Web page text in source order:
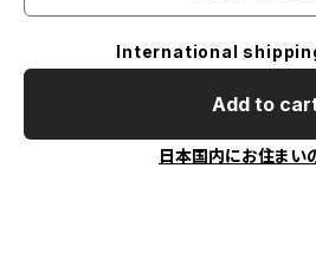
International
Add to
日本国内にお住まい